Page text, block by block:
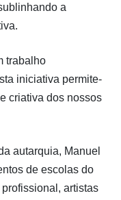
a
trabalho
iniciativa permite-
criativa dos nossos
autarquia, Manuel
de escolas do
artistas